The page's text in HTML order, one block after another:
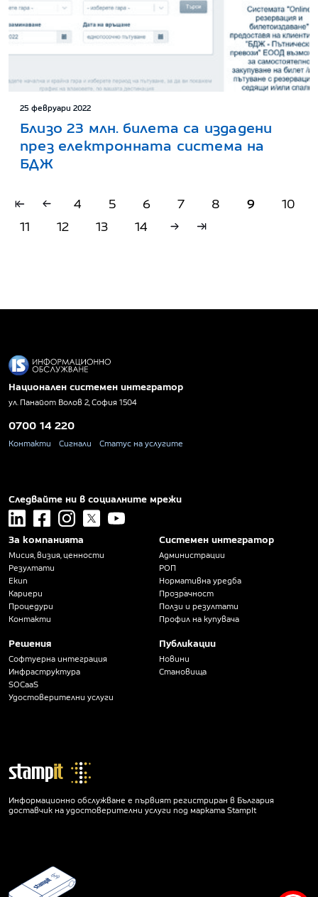
25 февруари 2022
Близо 23 млн. билета са издадени
през електронната система на
БДЖ
4 5 6 7 8 9
10
11
12 13 14
Национален системен интегратор
ул. Панайот Волов 2, София 1504
0700 14 220
Контакти Сигнали Статус на услугите
Следвайте ни в социалните мрежи
linkedin facebookinstagram
x youtube
За компанията
Мисия, визия, ценности
Резултати
Екип
Кариери
Процедури
Контакти
Решения
Софтуерна интеграция
Инфраструктура
SOCaaS
Удостоверителни услуги
Системен интегратор
Администрации
РОП
Нормативна уредба
Прозрачност
Ползи и резултати
Профил на купувача
Публикации
Новини
Становища
Информационно обслужване е първият регистриран в България
доставчик на удостоверителни услуги под марката StampIt